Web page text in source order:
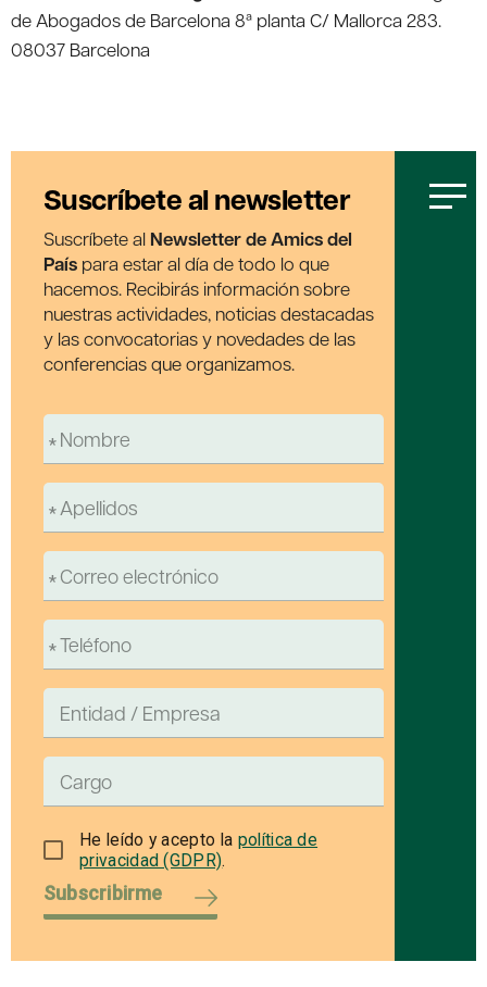
de Abogados de Barcelona 8ª planta C/ Mallorca 283.
08037 Barcelona
Suscríbete al newsletter
Suscríbete al Newsletter de Amics del
País para estar al día de todo lo que
hacemos. Recibirás información sobre
nuestras actividades, noticias destacadas
y las convocatorias y novedades de las
conferencias que organizamos.
He leído y acepto la política de
privacidad (GDPR).
Subscribirme